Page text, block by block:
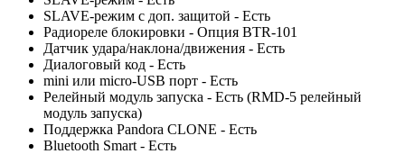
SLAVE-режим с доп. защитой - Есть
Радиореле блокировки - Опция BTR-101
Датчик удара/наклона/движения - Есть
Диалоговый код - Есть
mini или micro-USB порт - Есть
Релейный модуль запуска - Есть (RMD-5 релейный
модуль запуска)
Поддержка Pandora CLONE - Есть
Bluetooth Smart - Есть